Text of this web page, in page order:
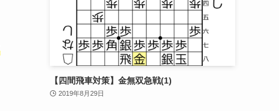
【四間飛車対策】金無双急戦(1)
2019年8月29日